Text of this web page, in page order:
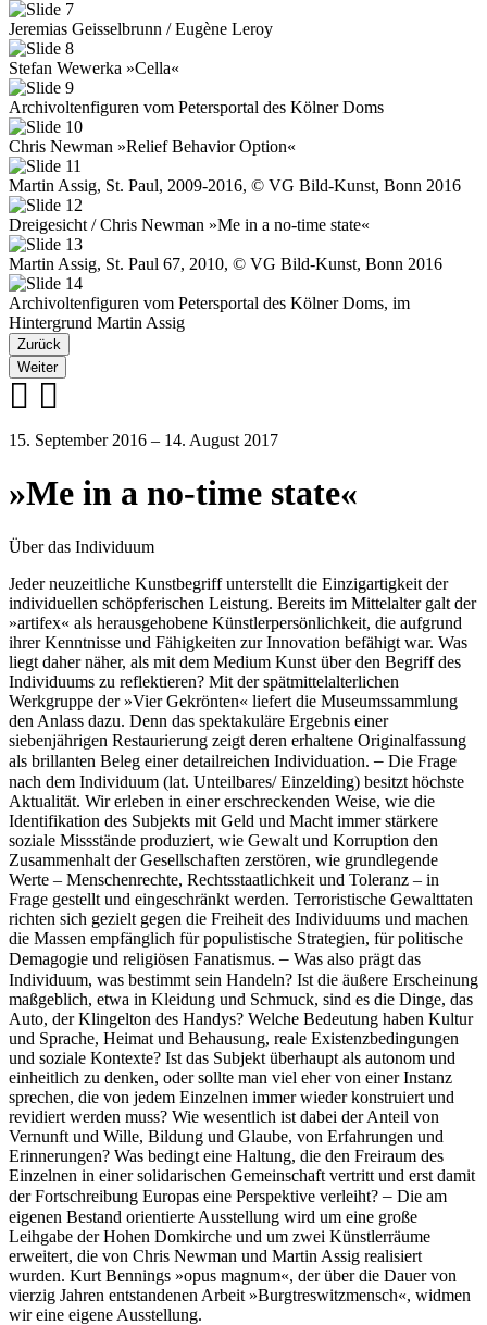
Jeremias Geisselbrunn / Eugène Leroy
Stefan Wewerka »Cella«
Archivoltenfiguren vom Petersportal des Kölner Doms
Chris Newman »Relief Behavior Option«
Martin Assig, St. Paul, 2009-2016, © VG Bild-Kunst, Bonn 2016
Dreigesicht / Chris Newman »Me in a no-time state«
Martin Assig, St. Paul 67, 2010, © VG Bild-Kunst, Bonn 2016
Archivoltenfiguren vom Petersportal des Kölner Doms, im
Hintergrund Martin Assig
Zurück
Weiter
15. September 2016 – 14. August 2017
»Me in a no-time state«
Über das Individuum
Jeder neuzeitliche Kunstbegriff unterstellt die Einzigartigkeit der
individuellen schöpferischen Leistung. Bereits im Mittelalter galt der
»artifex« als herausgehobene Künstler­persön­lich­keit, die aufgrund
ihrer Kenntnisse und Fähigkeiten zur Innovation befähigt war. Was
liegt daher näher, als mit dem Medium Kunst über den Begriff des
Individuums zu reflektieren? Mit der spätmittelalterlichen
Werkgruppe der »Vier Gekrönten« liefert die Museumssam­m­lung
den Anlass dazu. Denn das spektakuläre Ergebnis einer
siebenjährigen Restaurierung zeigt deren erhaltene Originalfa­s­sung
als brillanten Beleg einer detailreichen Individuation. – Die Frage
nach dem Individuum (lat. Unteilbares/ Einzelding) besitzt höchste
Aktualität. Wir erleben in einer erschreckenden Weise, wie die
Identifikation des Subjekts mit Geld und Macht immer stärkere
soziale Missstände produziert, wie Gewalt und Korruption den
Zusammenhalt der Gesellschaften zerstören, wie grundlegende
Werte – Menschenrechte, Rechtsstaatlichkeit und Toleranz – in
Frage gestellt und eingeschränkt werden. Terroristische Gewalttaten
richten sich gezielt gegen die Freiheit des Individuums und machen
die Massen empfänglich für populistische Strategien, für politische
Demagogie und religiösen Fanatismus. – Was also prägt das
Individuum, was bestimmt sein Handeln? Ist die äußere Erscheinung
maßgeblich, etwa in Kleidung und Schmuck, sind es die Dinge, das
Auto, der Klingelton des Handys? Welche Bedeutung haben Kultur
und Sprache, Heimat und Behausung, reale Existenzbedingungen
und soziale Kontexte? Ist das Subjekt überhaupt als autonom und
einheitlich zu denken, oder sollte man viel eher von einer Instanz
sprechen, die von jedem Einzelnen immer wieder konstruiert und
revidiert werden muss? Wie wesentlich ist dabei der Anteil von
Vernunft und Wille, Bildung und Glaube, von Erfahrungen und
Erinnerungen? Was bedingt eine Haltung, die den Freiraum des
Einzelnen in einer solidarischen Gemeinschaft vertritt und erst damit
der Fortschreibung Europas eine Perspektive verleiht? – Die am
eigenen Bestand orientierte Ausstellung wird um eine große
Leihgabe der Hohen Domkirche und um zwei Künstlerräume
erweitert, die von Chris Newman und Martin Assig realisiert
wurden. Kurt Bennings »opus magnum«, der über die Dauer von
vierzig Jahren entstandenen Arbeit »Burgtreswitzmensch«, widmen
wir eine eigene Ausstellung.